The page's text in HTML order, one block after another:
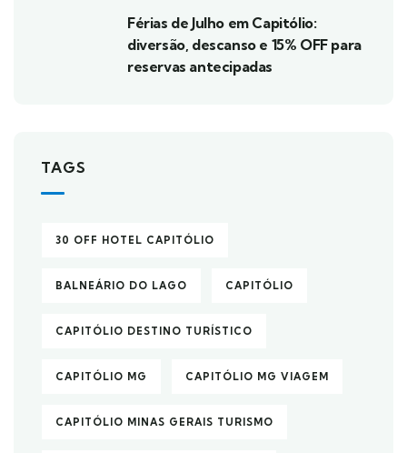
Férias de Julho em Capitólio:
diversão, descanso e 15% OFF para
reservas antecipadas
TAGS
30 OFF HOTEL CAPITÓLIO
BALNEÁRIO DO LAGO CAPITÓLIO
CAPITÓLIO DESTINO TURÍSTICO
CAPITÓLIO MG CAPITÓLIO MG VIAGEM
CAPITÓLIO MINAS GERAIS TURISMO